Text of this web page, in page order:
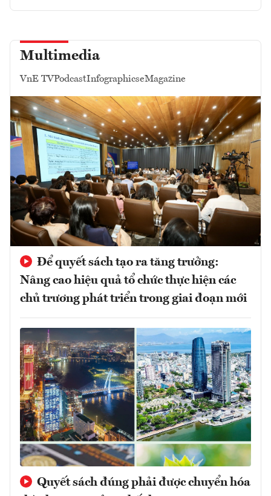
Multimedia
VnE TVPodcastInfographicseMagazine
Để quyết sách tạo ra tăng trưởng:
Nâng cao hiệu quả tổ chức thực hiện các
chủ trương phát triển trong giai đoạn mới
Quyết sách đúng phải được chuyển hóa